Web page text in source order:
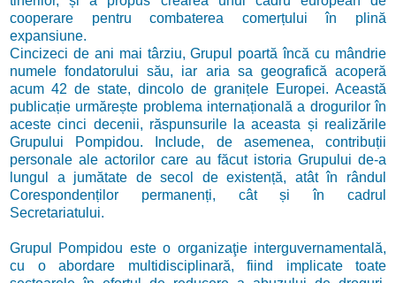
cooperare pentru combaterea comerțului în plină
expansiune.
Cincizeci de ani mai târziu, Grupul poartă încă cu mândrie
numele fondatorului său, iar aria sa geografică acoperă
acum 42 de state, dincolo de granițele Europei. Această
publicație urmărește problema internațională a drogurilor în
aceste cinci decenii, răspunsurile la aceasta și realizările
Grupului Pompidou. Include, de asemenea, contribuții
personale ale actorilor care au făcut istoria Grupului de-a
lungul a jumătate de secol de existență, atât în ​​rândul
Corespondenților permanenți, cât și în cadrul
Secretariatului.
Grupul Pompidou este o organizaţie interguvernamentală,
cu o abordare multidisciplinară, fiind implicate toate